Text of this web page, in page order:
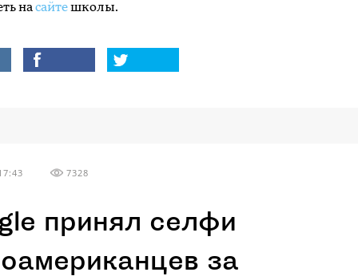
на сайтешколы.
7328
принял селфи
за